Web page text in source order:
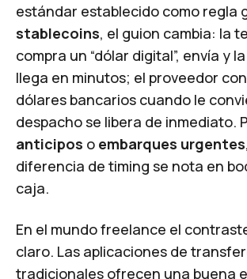
estándar establecido como regla
stablecoins, el guion cambia: la
compra un “dólar digital”, envía y
llega en minutos; el proveedor
dólares bancarios cuando le
despacho se libera de inmediato.
anticipos o embarques urgentes
diferencia de timing se nota en
caja.
En el mundo freelance el
claro. Las aplicaciones de
tradicionales ofrecen una buena